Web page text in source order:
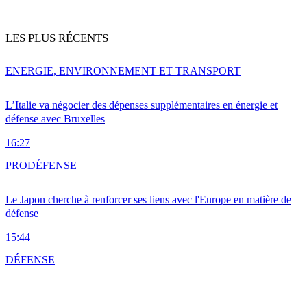
LES PLUS RÉCENTS
L’Italie va négocier des dépenses supplémentaires en énergie et
défense avec Bruxelles
16:27
ENERGIE, ENVIRONNEMENT ET TRANSPORT
Le Japon cherche à renforcer ses liens avec l'Europe en matière de
défense
15:44
PRODÉFENSE
DÉFENSE